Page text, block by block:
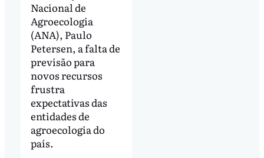
Nacional de
Agroecologia
(ANA), Paulo
Petersen, a falta de
previsão para
novos recursos
frustra
expectativas das
entidades de
agroecologia do
país.